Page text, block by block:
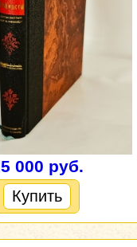
000 руб.
Купить